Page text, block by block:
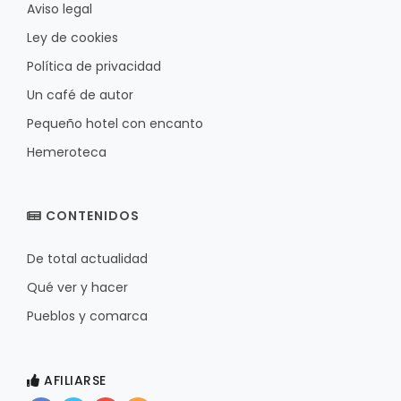
Aviso legal
Ley de cookies
Política de privacidad
Un café de autor
Pequeño hotel con encanto
Hemeroteca
CONTENIDOS
De total actualidad
Qué ver y hacer
Pueblos y comarca
AFILIARSE